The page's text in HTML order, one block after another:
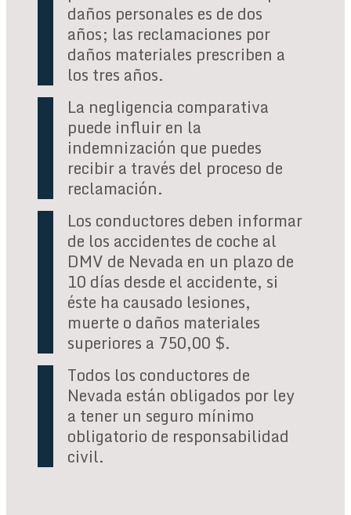
daños personales es de dos
años; las reclamaciones por
daños materiales prescriben a
los tres años.
La negligencia comparativa
puede influir en la
indemnización que puedes
recibir a través del proceso de
reclamación.
Los conductores deben informar
de los accidentes de coche al
DMV de Nevada en un plazo de
10 días desde el accidente, si
éste ha causado lesiones,
muerte o daños materiales
superiores a 750,00 $.
Todos los conductores de
Nevada están obligados por ley
a tener un seguro mínimo
obligatorio de responsabilidad
civil.